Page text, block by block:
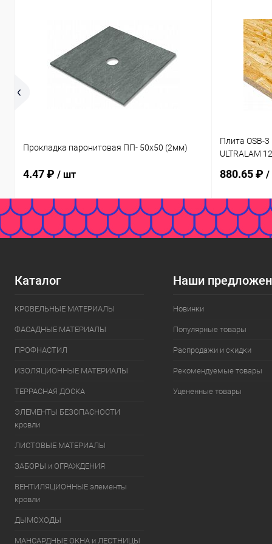
Прокладка паронитовая ПП- 50х50 (2мм)
4.47 ₽ / шт
Плита OSB-
ULTRALAM
880.65 ₽ /
Каталог
КРОВЕЛЬНЫЕ МАТЕРИАЛЫ
ФАСАДНЫЕ МАТЕРИАЛЫ
ПРОФНАСТИЛ
ИЗОЛЯЦИОННЫЕ МАТЕРИАЛЫ
ТЕРРАСНАЯ ДОСКА
ЭЛЕМЕНТЫ БЕЗОПАСНОСТИ
кровли
ЛИСТОВЫЕ МАТЕРИАЛЫ
ЗАБОРЫ и ОГРАЖДЕНИЯ
ВЕНТИЛЯЦИОННЫЕ элементы
кровли
ДЫМОХОДЫ
МАНСАРДНЫЕ ОКНА и ЛЕСТНИЦЫ
Наши
Новинки
Популярные товары
Распродажи и скидки
Рекомендуемые товары
Уцененные товары